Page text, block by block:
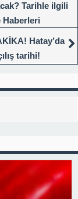
Tarihle ilgili
Haberleri
Hatay’da
tarihi!